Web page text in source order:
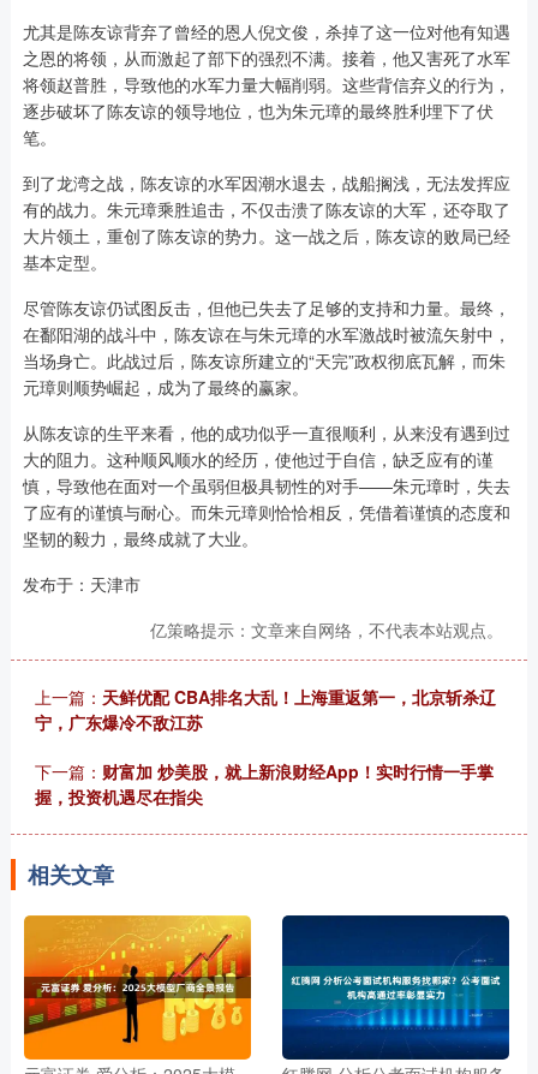
尤其是陈友谅背弃了曾经的恩人倪文俊，杀掉了这一位对他有知遇
之恩的将领，从而激起了部下的强烈不满。接着，他又害死了水军
将领赵普胜，导致他的水军力量大幅削弱。这些背信弃义的行为，
逐步破坏了陈友谅的领导地位，也为朱元璋的最终胜利埋下了伏
笔。
到了龙湾之战，陈友谅的水军因潮水退去，战船搁浅，无法发挥应
有的战力。朱元璋乘胜追击，不仅击溃了陈友谅的大军，还夺取了
大片领土，重创了陈友谅的势力。这一战之后，陈友谅的败局已经
基本定型。
尽管陈友谅仍试图反击，但他已失去了足够的支持和力量。最终，
在鄱阳湖的战斗中，陈友谅在与朱元璋的水军激战时被流矢射中，
当场身亡。此战过后，陈友谅所建立的“天完”政权彻底瓦解，而朱
元璋则顺势崛起，成为了最终的赢家。
从陈友谅的生平来看，他的成功似乎一直很顺利，从来没有遇到过
大的阻力。这种顺风顺水的经历，使他过于自信，缺乏应有的谨
慎，导致他在面对一个虽弱但极具韧性的对手——朱元璋时，失去
了应有的谨慎与耐心。而朱元璋则恰恰相反，凭借着谨慎的态度和
坚韧的毅力，最终成就了大业。
发布于：天津市
亿策略提示：文章来自网络，不代表本站观点。
上一篇： 天鲜优配 CBA排名大乱！上海重返第一，北京斩杀辽
宁，广东爆冷不敌江苏
下一篇： 财富加 炒美股，就上新浪财经App！实时行情一手掌
握，投资机遇尽在指尖
相关文章